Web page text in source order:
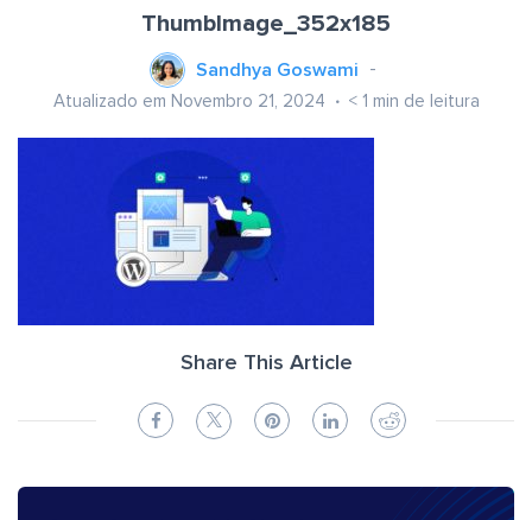
ThumbImage_352x185
Sandhya Goswami
Atualizado em Novembro 21, 2024 < 1 min de leitura
Share This Article